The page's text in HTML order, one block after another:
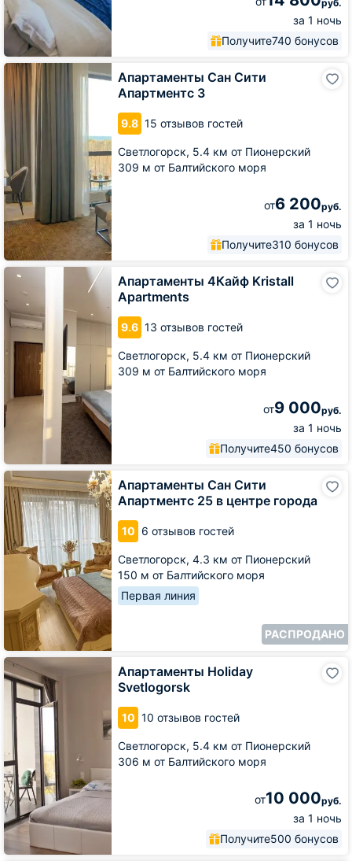
руб.
за 1 ночь
Получите740 бонусов
Апартаменты Сан Сити
Апартментс 3
9.8 15 отзывов гостей
Светлогорск, 5.4 км от Пионерский
309 м от Балтийского моря
от6 200руб.
за 1 ночь
Получите310 бонусов
Апартаменты
Сан
Сити
Апартментс
3
Апартаменты 4Кайф Kristall
Apartments
9.6 13 отзывов гостей
Светлогорск, 5.4 км от Пионерский
309 м от Балтийского моря
от9 000руб.
за 1 ночь
Получите450 бонусов
Апартаменты
Kristall
Apartments
Апартаменты Сан Сити
Апартментс 25 в центре города
10 6 отзывов гостей
Светлогорск, 4.3 км от Пионерский
150 м от Балтийского моря
Первая линия
РАСПРОДАНО
Апартаменты
Сан
Сити
Апартментс
25
в
центре
Апартаменты Holiday
Svetlogorsk
10 10 отзывов гостей
Светлогорск, 5.4 км от Пионерский
306 м от Балтийского моря
от10 000руб.
за 1 ночь
Получите500 бонусов
Апартаменты
Holiday
Svetlogorsk